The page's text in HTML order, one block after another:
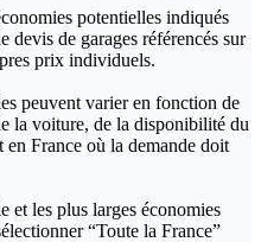
potentielles indiqués
devis de garages référencés sur
prix individuels.
peuvent varier en fonction de
la voiture, de la disponibilité du
en France où la demande doit
et les plus larges économies
“Toute la France”